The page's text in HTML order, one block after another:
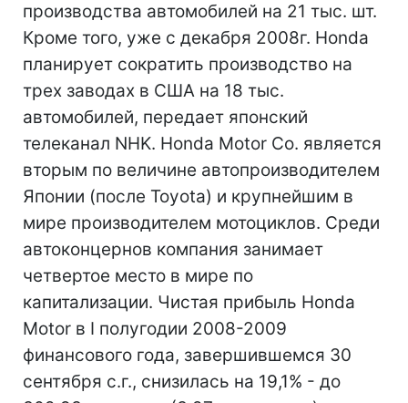
производства автомобилей на 21 тыс. шт.
Кроме того, уже с декабря 2008г. Honda
планирует сократить производство на
трех заводах в США на 18 тыс.
автомобилей, передает японский
телеканал NHK. Honda Motor Co. является
вторым по величине автопроизводителем
Японии (после Toyota) и крупнейшим в
мире производителем мотоциклов. Среди
автоконцернов компания занимает
четвертое место в мире по
капитализации. Чистая прибыль Honda
Motor в I полугодии 2008-2009
финансового года, завершившемся 30
сентября с.г., снизилась на 19,1% - до